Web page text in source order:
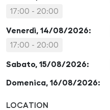
17:00 - 20:00
Venerdì, 14/08/2026:
17:00 - 20:00
Sabato, 15/08/2026:
Domenica, 16/08/2026:
LOCATION